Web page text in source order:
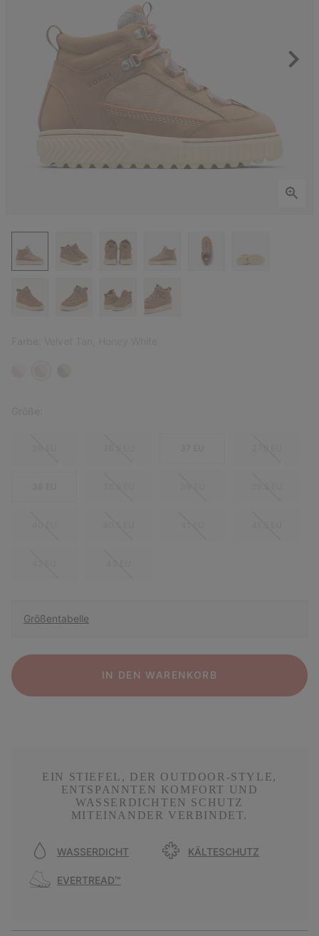
Größentabelle
IN DEN WARENKORB
EIN STIEFEL, DER OUTDOOR-STYLE,
ENTSPANNTEN KOMFORT UND
WASSERDICHTEN SCHUTZ
MITEINANDER VERBINDET.
WASSERDICHT KÄLTESCHUTZ
EVERTREAD™